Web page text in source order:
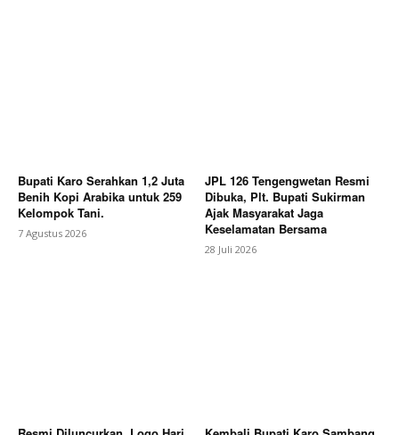
Bupati Karo Serahkan 1,2 Juta
Benih Kopi Arabika untuk 259
Kelompok Tani.
7 Agustus 2026
JPL 126 Tengengwetan Resmi
Dibuka, Plt. Bupati Sukirman
Ajak Masyarakat Jaga
Keselamatan Bersama
28 Juli 2026